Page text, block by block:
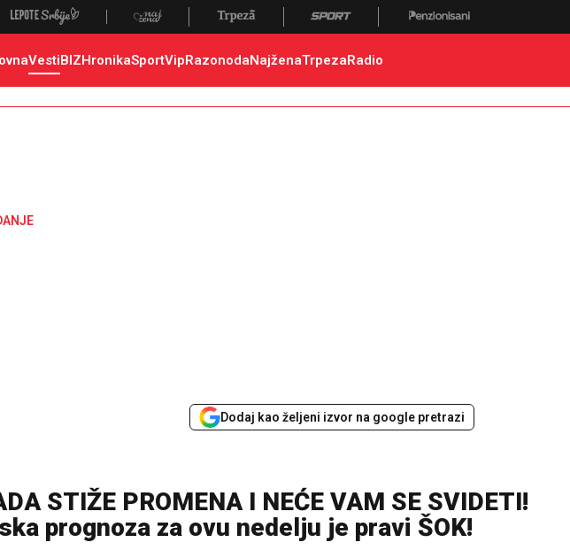
VestiBIZHronikaSportVipRazonodaNajženaTrpezaRadio
Dodaj kao željeni izvor na google pretrazi
STIŽE PROMENA I NEĆE VAM SE SVIDETI!
prognoza za ovu nedelju je pravi ŠOK!